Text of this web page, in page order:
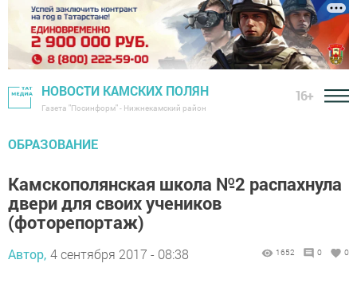
НОВОСТИ КАМСКИХ ПОЛЯН
Газета "Посинформ" - Нижнекамский район
16+
ОБРАЗОВАНИЕ
Камскополянская школа №2 распахнула
двери для своих учеников
(фоторепортаж)
Автор, 4 сентября 2017 - 08:38 1652 0 0